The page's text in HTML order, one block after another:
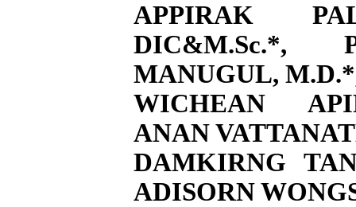
APPIRAK
DIC&M.Sc.*,
MANUGUL,
WICHEAN
ANAN
DAMKIRNG
ADISORN